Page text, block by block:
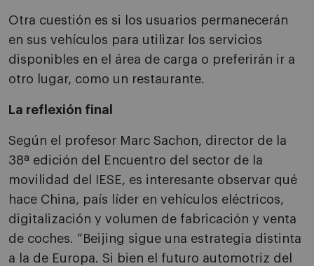
Otra cuestión es si los usuarios permanecerán
en sus vehículos para utilizar los servicios
disponibles en el área de carga o preferirán ir a
otro lugar, como un restaurante.
La reflexión final
Según el profesor Marc Sachon, director de la
38ª edición del Encuentro del sector de la
movilidad del IESE, es interesante observar qué
hace China, país líder en vehículos eléctricos,
digitalización y volumen de fabricación y venta
de coches. “Beijing sigue una estrategia distinta
a la de Europa. Si bien el futuro automotriz del